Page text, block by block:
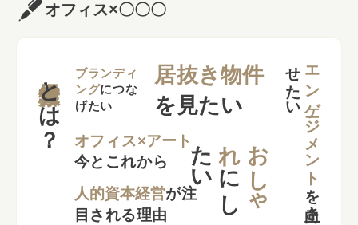
オフィス×〇〇〇
とは？
ブランディ
ングにつな
げたい
居抜き物件
を見たい
オフィス×アート
今とこれから
人的資本経営が注
目される理由
お
し
ゃ
れ
に
し
た
い エンゲージメント
を
向上さ
せ
た
い